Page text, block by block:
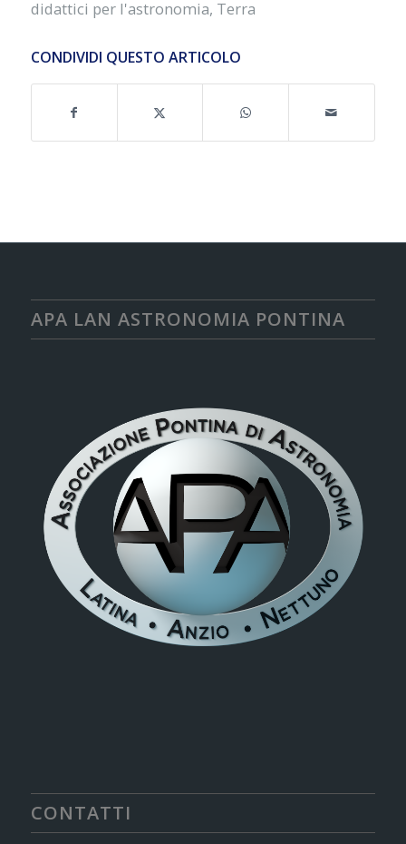
didattici per l'astronomia, Terra
CONDIVIDI QUESTO ARTICOLO
APA LAN ASTRONOMIA PONTINA
CONTATTI